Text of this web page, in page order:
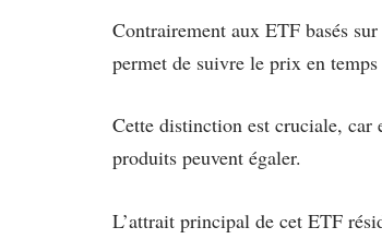
Contrairement aux ETF basés
permet de suivre le prix en
Cette distinction est cruciale, car
produits peuvent égaler.
L’attrait principal de cet ETF